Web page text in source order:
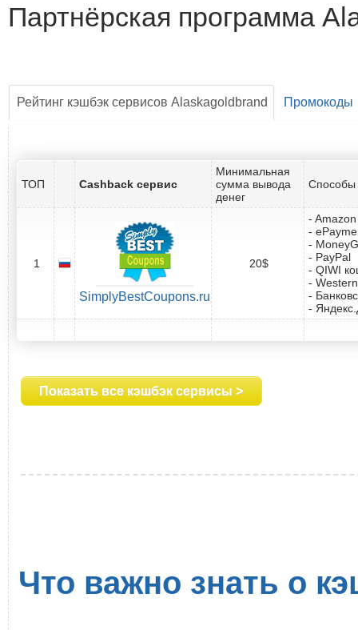
Партнёрская программа
Рейтинг кэшбэк сервисов Alaskagoldbrand Промокоды
ТОП Cashback сервис
Минимальная
сумма вывода
денег
Способы
1
SimplyBestCoupons.ru
20$
-
-
-
- PayPal
- QIWI
-
-
-
Показать все кэшбэк сервисы >
Что важно знать о